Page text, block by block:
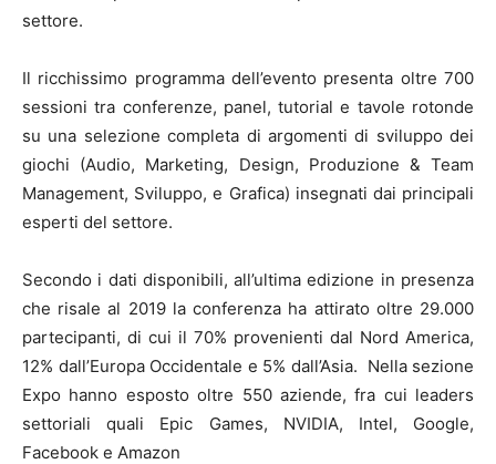
settore.
Il ricchissimo programma dell’evento presenta oltre 700
sessioni tra conferenze, panel, tutorial e tavole rotonde
su una selezione completa di argomenti di sviluppo dei
giochi (Audio, Marketing, Design, Produzione & Team
Management, Sviluppo, e Grafica) insegnati dai principali
esperti del settore.
Secondo i dati disponibili, all’ultima edizione in presenza
che risale al 2019 la conferenza ha attirato oltre 29.000
partecipanti, di cui il 70% provenienti dal Nord America,
12% dall’Europa Occidentale e 5% dall’Asia. Nella sezione
Expo hanno esposto oltre 550 aziende, fra cui leaders
settoriali quali Epic Games, NVIDIA, Intel, Google,
Facebook e Amazon